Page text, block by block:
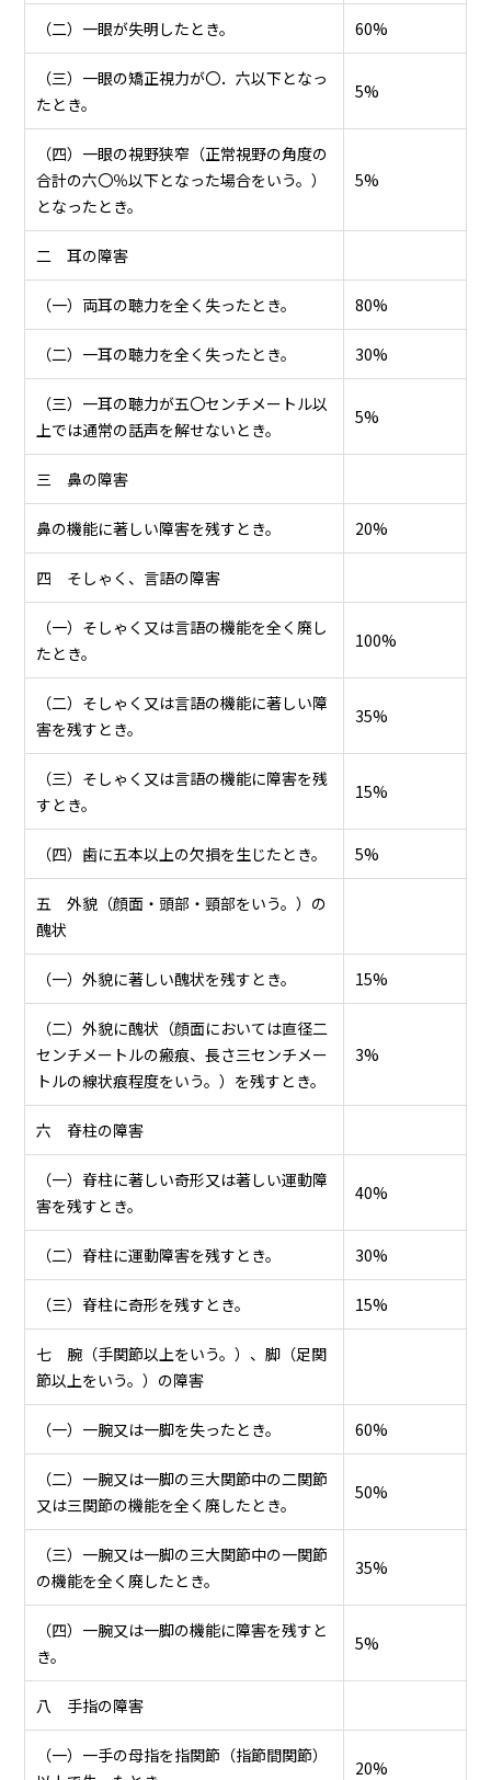
（二）一眼が失明したとき。 60%
（三）一眼の矯正視力が〇．六以下となっ
たとき。
5%
（四）一眼の視野狭窄（正常視野の角度の
合計の六〇％以下となった場合をいう。）
となったとき。
5%
二 耳の障害
（一）両耳の聴力を全く失ったとき。 80%
（二）一耳の聴力を全く失ったとき。 30%
（三）一耳の聴力が五〇センチメートル以
上では通常の話声を解せないとき。
5%
三 鼻の障害
鼻の機能に著しい障害を残すとき。 20%
四 そしゃく、言語の障害
（一）そしゃく又は言語の機能を全く廃し
たとき。
100%
（二）そしゃく又は言語の機能に著しい障
害を残すとき。
35%
（三）そしゃく又は言語の機能に障害を残
すとき。
15%
（四）歯に五本以上の欠損を生じたとき。 5%
五 外貌（顔面・頭部・頸部をいう。）の
醜状
（一）外貌に著しい醜状を残すとき。 15%
（二）外貌に醜状（顔面においては直径二
センチメートルの瘢痕、長さ三センチメー
トルの線状痕程度をいう。）を残すとき。
3%
六 脊柱の障害
（一）脊柱に著しい奇形又は著しい運動障
害を残すとき。
40%
（二）脊柱に運動障害を残すとき。 30%
（三）脊柱に奇形を残すとき。 15%
七 腕（手関節以上をいう。）、脚（足関
節以上をいう。）の障害
（一）一腕又は一脚を失ったとき。 60%
（二）一腕又は一脚の三大関節中の二関節
又は三関節の機能を全く廃したとき。
50%
（三）一腕又は一脚の三大関節中の一関節
の機能を全く廃したとき。
35%
（四）一腕又は一脚の機能に障害を残すと
き。
5%
八 手指の障害
（一）一手の母指を指関節（指節間関節）
20%